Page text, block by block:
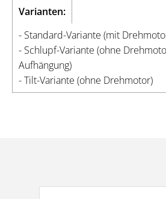
Varianten:
- Standard-Variante (mit
- Schlupf-Variante (ohne
Aufhängung)
- Tilt-Variante (ohne Drehmotor)